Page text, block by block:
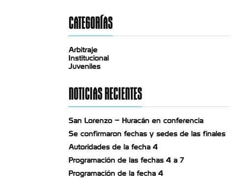
CATEGORÍAS
Arbitraje
Institucional
Juveniles
NOTICIAS RECIENTES
San Lorenzo – Huracán en conferencia
Se confirmaron fechas y sedes de las finales
Autoridades de la fecha 4
Programación de las fechas 4 a 7
Programación de la fecha 4